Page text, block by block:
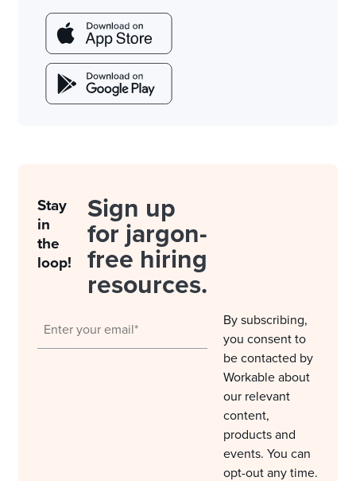
Stay
in
the
loop!
Sign up
for jargon-
free hiring
resources.
By subscribing,
you consent to
be contacted by
Workable about
our relevant
content,
products and
events. You can
opt-out any time.